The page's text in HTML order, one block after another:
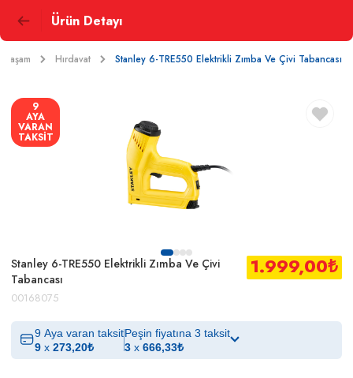
Ürün Detayı
Yaşam Hırdavat Stanley 6-TRE550 Elektrikli Zımba Ve Çivi Tabancası
9
AYA
VARAN
TAKSİT
Stanley 6-TRE550 Elektrikli Zımba Ve Çivi
Tabancası
00168075
1.999,00₺
9 Aya varan taksit
9 x 273,20₺
Peşin fiyatına 3 taksit
3 x 666,33₺